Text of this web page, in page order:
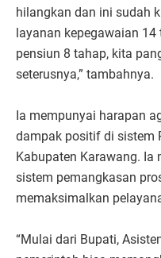
hilangkan dan ini sudah
layanan kepegawaian
pensiun 8 tahap, kita
seterusnya,” tambahnya.
Ia mempunyai harapan
dampak positif di sistem
Kabupaten Karawang. Ia
sistem pemangkasan
memaksimalkan
“Mulai dari Bupati,